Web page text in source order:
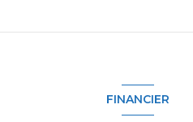
FINANCIER